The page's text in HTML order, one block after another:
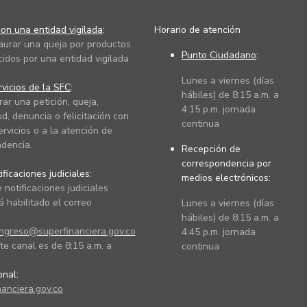
una entidad vigilada:
una queja por productos
por una entidad vigilada
de la SFC:
una petición, queja,
denuncia o felicitación con
o a la atención de
judiciales:
notificaciones judiciales
habilitado el correo
canal es de 8:15 a.m. a
Horario de atención
Punto Ciudadano:
Lunes a viernes (días
hábiles) de 8:15 a.m. a
4:15 p.m. jornada
continua
Recepción de
correspondencia por
medios electrónicos:
Lunes a viernes (días
hábiles) de 8:15 a.m. a
4:45 p.m. jornada
continua